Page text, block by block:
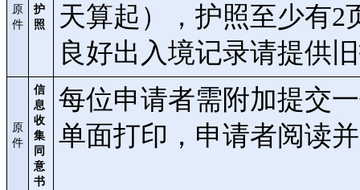
原
件
护
照
天算起），护照至少有2
良好出入境记录请提供
原
件
信
息
收
集
同
意
书
每位申请者需附加提交
单面打印，申请者阅读